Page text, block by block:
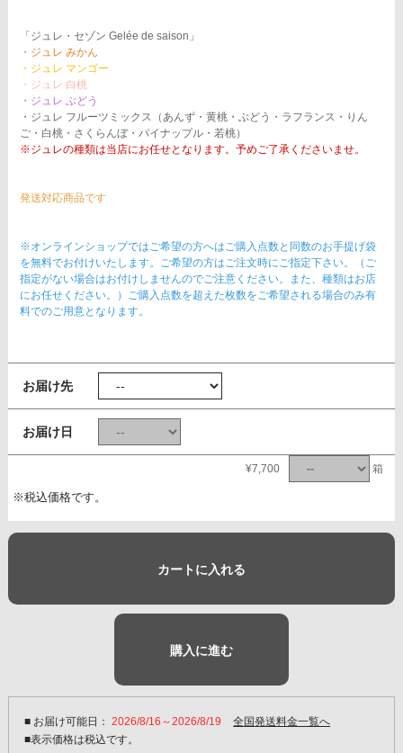
「ジュレ・セゾン Gelée de saison」
・ジュレ みかん
・ジュレ マンゴー
・ジュレ 白桃
・ジュレ ぶどう
・ジュレ フルーツミックス（あんず・黄桃・ぶどう・ラフランス・りん
ご・白桃・さくらんぼ・パイナップル・若桃）
※ジュレの種類は当店にお任せとなります。予めご了承くださいませ。
発送対応商品です
※オンラインショップではご希望の方へはご購入点数と同数のお手提げ袋
を無料でお付けいたします。ご希望の方はご注文時にご指定下さい。（ご
指定がない場合はお付けしませんのでご注意ください。また、種類はお店
にお任せください。）ご購入点数を超えた枚数をご希望される場合のみ有
料でのご用意となります。
お届け先
お届け日
¥7,700 箱
※税込価格です。
カートに入れる
購入に進む
■ お届け可能日：2026/8/16～2026/8/19 全国発送料金一覧へ